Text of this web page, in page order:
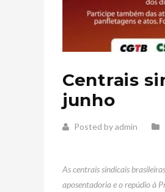
Centrais
junho
Posted by admin
As centrais sindicais
aposentadoria e o repúdio à